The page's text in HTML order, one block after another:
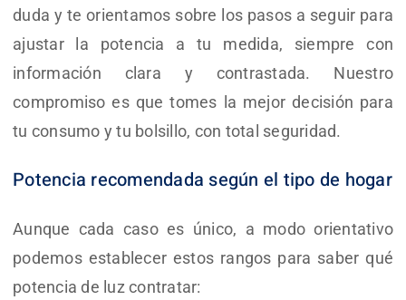
duda y te orientamos sobre los pasos a seguir para
ajustar la potencia a tu medida, siempre con
información clara y contrastada. Nuestro
compromiso es que tomes la mejor decisión para
tu consumo y tu bolsillo, con total seguridad.
Potencia recomendada según el tipo de hogar
Aunque cada caso es único, a modo orientativo
podemos establecer estos rangos para saber qué
potencia de luz contratar: